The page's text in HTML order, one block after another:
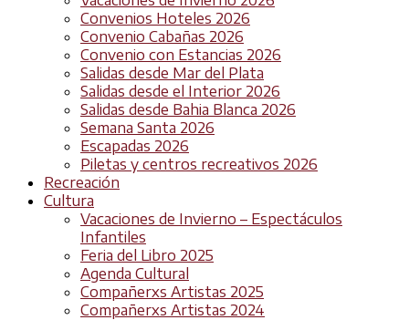
Convenios Hoteles 2026
Convenio Cabañas 2026
Convenio con Estancias 2026
Salidas desde Mar del Plata
Salidas desde el Interior 2026
Salidas desde Bahia Blanca 2026
Semana Santa 2026
Escapadas 2026
Piletas y centros recreativos 2026
Recreación
Cultura
Vacaciones de Invierno – Espectáculos
Infantiles
Feria del Libro 2025
Agenda Cultural
Compañerxs Artistas 2025
Compañerxs Artistas 2024